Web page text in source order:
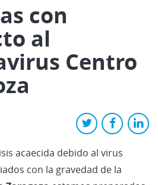
con
al
Centro
acaecida debido al virus
con la gravedad de la